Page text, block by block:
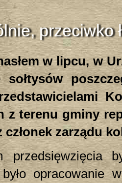
przeciwko
w lipcu, w
sołtysów
z terenu gminy
członek zarządu
przedsięwzięcia
opracowanie